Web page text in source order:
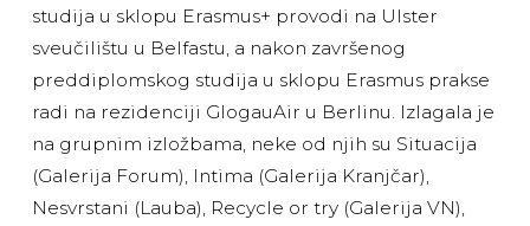
studija u sklopu Erasmus+ provodi na Ulster
sveučilištu u Belfastu, a nakon završenog
preddiplomskog studija u sklopu Erasmus prakse
radi na rezidenciji GlogauAir u Berlinu. Izlagala je
na grupnim izložbama, neke od njih su Situacija
(Galerija Forum), Intima (Galerija Kranjčar),
Nesvrstani (Lauba), Recycle or try (Galerija VN),